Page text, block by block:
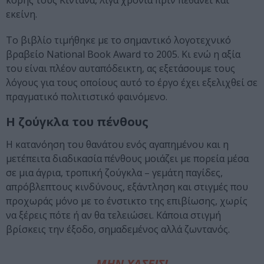
εκείνη.
Το βιβλίο τιμήθηκε με το σημαντικό λογοτεχνικό
βραβείο National Book Award το 2005. Κι ενώ η αξία
του είναι πλέον αυταπόδεικτη, ας εξετάσουμε τους
λόγους για τους οποίους αυτό το έργο έχει εξελιχθεί σε
πραγματικό πολιτιστικό φαινόμενο.
Η ζούγκλα του πένθους
Η κατανόηση του θανάτου ενός αγαπημένου και η
μετέπειτα διαδικασία πένθους μοιάζει με πορεία μέσα
σε μια άγρια, τροπική ζούγκλα – γεμάτη παγίδες,
απρόβλεπτους κινδύνους, εξάντληση και στιγμές που
προχωράς μόνο με το ένστικτο της επιβίωσης, χωρίς
να ξέρεις πότε ή αν θα τελειώσει. Κάποια στιγμή
βρίσκεις την έξοδο, σημαδεμένος αλλά ζωντανός.